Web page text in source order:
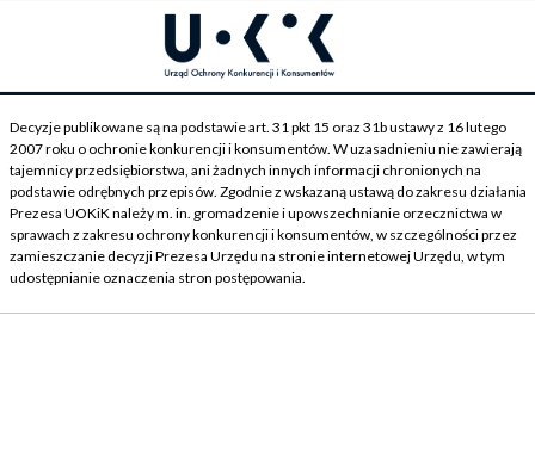
Decyzje publikowane są na podstawie art. 31 pkt 15 oraz 31b ustawy z 16 lutego
2007 roku o ochronie konkurencji i konsumentów. W uzasadnieniu nie zawierają
tajemnicy przedsiębiorstwa, ani żadnych innych informacji chronionych na
podstawie odrębnych przepisów. Zgodnie z wskazaną ustawą do zakresu działania
Prezesa UOKiK należy m. in. gromadzenie i upowszechnianie orzecznictwa w
sprawach z zakresu ochrony konkurencji i konsumentów, w szczególności przez
zamieszczanie decyzji Prezesa Urzędu na stronie internetowej Urzędu, w tym
udostępnianie oznaczenia stron postępowania.